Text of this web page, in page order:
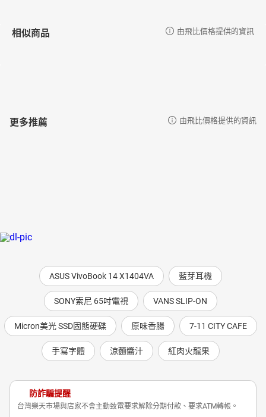
相似商品 由飛比價格提供的資訊
更多推薦 由飛比價格提供的資訊
ASUS VivoBook 14 X1404VA 藍芽耳機
SONY索尼 65吋電視 VANS SLIP-ON
Micron美光 SSD固態硬碟 原味香腸 7-11 CITY CAFE
手寫字體 涼麵醬汁 紅肉火龍果
防詐騙提醒
台灣樂天市場與店家不會主動致電要求解除分期付款、要求ATM轉帳。